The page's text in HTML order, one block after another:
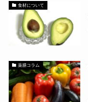
食材について
薬膳コラム